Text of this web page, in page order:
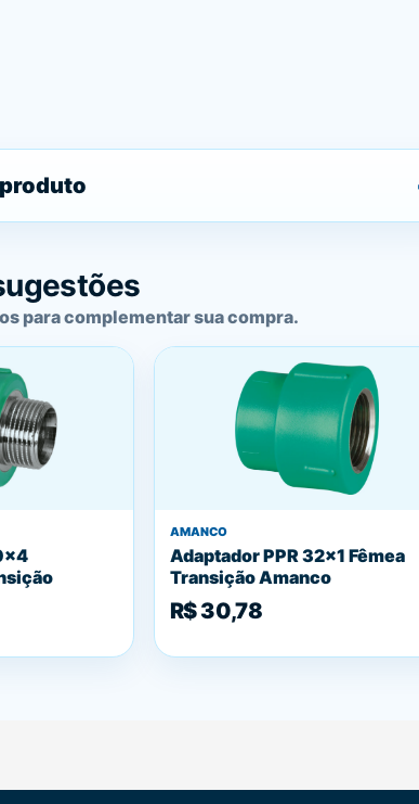
para complementar sua compra.
AMANCO
Adaptador PPR 32x1 Fêmea
Transição Amanco
R$ 30,78